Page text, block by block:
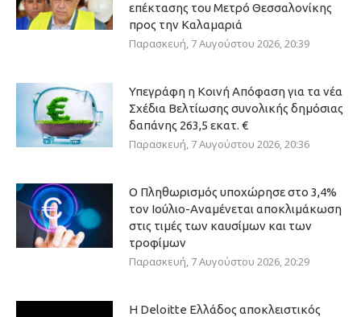
επέκτασης του Μετρό Θεσσαλονίκης
προς την Καλαμαριά
Παρασκευή, 7 Αυγούστου 2026, 20:39
Υπεγράφη η Κοινή Απόφαση για τα νέα
Σχέδια Βελτίωσης συνολικής δημόσιας
δαπάνης 263,5 εκατ. €
Παρασκευή, 7 Αυγούστου 2026, 20:36
Ο Πληθωρισμός υποχώρησε στο 3,4%
τον Ιούλιο-Αναμένεται αποκλιμάκωση
στις τιμές των καυσίμων και των
τροφίμων
Παρασκευή, 7 Αυγούστου 2026, 20:29
Η Deloitte Ελλάδος αποκλειστικός